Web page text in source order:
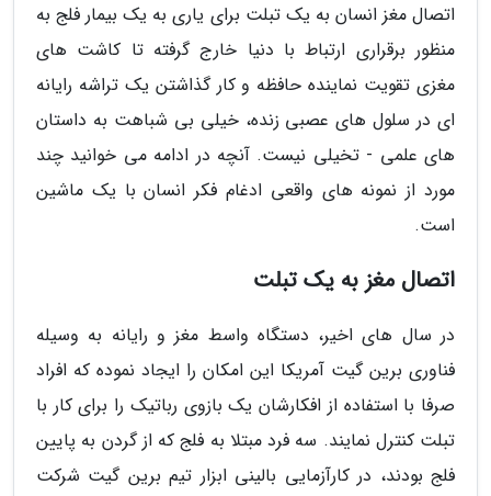
اتصال مغز انسان به یک تبلت برای یاری به یک بیمار فلج به
منظور برقراری ارتباط با دنیا خارج گرفته تا کاشت های
مغزی تقویت نماینده حافظه و کار گذاشتن یک تراشه رایانه
ای در سلول های عصبی زنده، خیلی بی شباهت به داستان
های علمی - تخیلی نیست. آنچه در ادامه می خوانید چند
مورد از نمونه های واقعی ادغام فکر انسان با یک ماشین
است.
اتصال مغز به یک تبلت
در سال های اخیر، دستگاه واسط مغز و رایانه به وسیله
فناوری برین گیت آمریکا این امکان را ایجاد نموده که افراد
صرفا با استفاده از افکارشان یک بازوی رباتیک را برای کار با
تبلت کنترل نمایند. سه فرد مبتلا به فلج که از گردن به پایین
فلج بودند، در کارآزمایی بالینی ابزار تیم برین گیت شرکت